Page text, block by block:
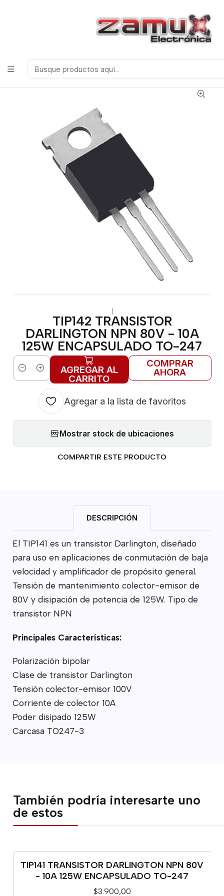
ELECTRONICOS, ROBOTICA & TECNOLOGIA
Semiconductores
Transistores
TIP142 TRANSISTOR DARLINGTON NPN 80V - 10A 125W
|
TIP142 TRANSISTOR
DARLINGTON NPN 80V - 10A
125W ENCAPSULADO TO-247
Cantidad AGREGAR AL
CARRITO
COMPRAR
AHORA
Agregar a la lista de favoritos
Mostrar stock de ubicaciones
COMPARTIR ESTE PRODUCTO
DESCRIPCIÓN
El TIP141 es un transistor Darlington, diseñado
para uso en aplicaciones de conmutación de baja
velocidad y amplificador de propósito general.
Tensión de mantenimiento colector-emisor de
80V y disipación de potencia de 125W. Tipo de
transistor NPN
Principales Características:
Polarización bipolar
Clase de transistor Darlington
Tensión colector-emisor 100V
Corriente de colector 10A
Poder disipado 125W
Carcasa TO247-3
También podría interesarte uno
de estos
TIP141 TRANSISTOR DARLINGTON NPN 80V
- 10A 125W ENCAPSULADO TO-247
$3.900,00